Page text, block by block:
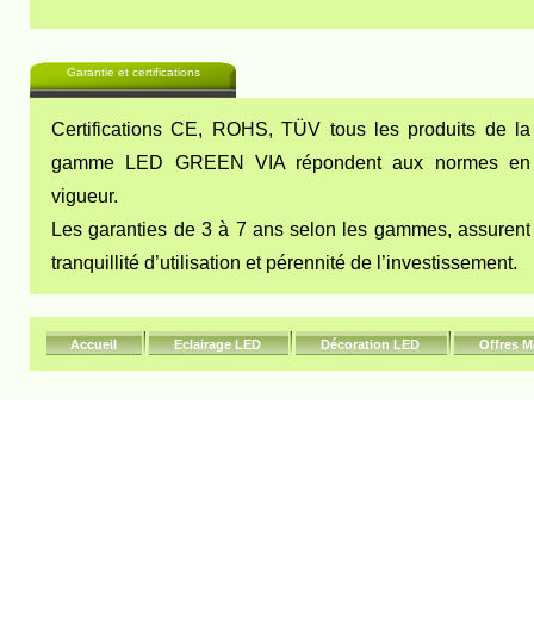
Accueil Eclairage LED Décoration LED Offres
Garantie et certifications
Certifications CE, ROHS, TÜV tous les produits de la
gamme LED GREEN VIA répondent aux normes en
vigueur.
Les garanties de 3 à 7 ans selon les gammes, assurent
tranquillité d’utilisation et pérennité de l’investissement.